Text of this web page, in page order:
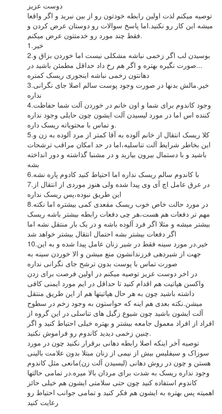
دوست عزیز
توصیه میکنم لذت اولین رابطه خودتون رو از بین نبرید و اگر واقعا
میشه این کار رو نکنید.اما پاسخ سوالات رو دوستان عرض کردن و
فقط چند مورد رو خدمتتون عرض میکنم.
1.خیر
2.بوسیدن لب اگر زخمی نباشه مشکلی نیست اما خوردن بزاق و
...صورت نگیره بهتره و اگر هم رخ داد حداقل مطمئن باشید در
دهانتون زخمی نباشه اینجوری ریسک کمتره
3.خیر.مالش بدنها در صورت وجود پوست سالم اصلا جای نگرانی
نداره
4.وجود کاندوم برای شما و اون خانم در خوردن آلت شما حفاظت
کننده اس اما در مورد لیسیدن آلت ایشون چون حایلی وجود نداره
و تماس با محتویاته ریسک داره.
5.کلا ریسک انتقال از خانم آلوده به آقا کمتر از مرد آلوده به زن و
این بخاطر شرایط آلت تناسلیه،اما در حد امکان مراقب ترشحات
باشید و با دستمال بیرون بیارید و در مشنبا گذاشته و دور انداخته
بشه
6.با کاندوم سالم ریسک نداره اما احتیاط کنید کادوم پاره نشه
7.در عرق عامل اچ آی وی پیدا شده ولی هنوز موردی از انتقال از
این طریق نبوده،پس ریسک نداره
8.در مورد حالت خاص خوب ریسک مقعدی کمی بیشتره اما نکته
مهم تر دفعات هم هست،هر چی دفعات رابطه بیشتر باشه ریسک
بیشتر میشه و مثلا اگر فرد آلوده باشه و در یک بار منتقل نشه اما
اگر دفعات بیشتر بشه احتمال انتقال بیشتر خواهد شد
10.خیر.در مورد سینه فقط در شیر زنان عامل پیدا شده و به این
جهت از شیردهی فرزندانشون منع میشن و الا خوردن سینه به
صورت تماس با پوست بدون ترشح جای نگرانی نداره
در اخر دوست عزیز توصیه میکنم در اولین فرصت برای زدن
واکسن هپاتیت هم اقدام کنید تا حداقل در ایم مورد ایمنی کافی
داشته باشید چون به هر حال هپاتیتها هم از این طریق منتقل
میشن.نکته بعدی هم اینه که حواستون به وجود زخم در سطوح
آلت ایشون باشید چون شیوع زگیل های تناسلی در این گروه از
افراد از افراد معمول جامعه بیشتر و بهتره خیلی احتیاط کنید و اگر
چنین زخمی دیدید کاندوم رو فراموش نکنید.
توصیه آخر اینکه اصلا رابطه دهانی برقرار نکنید چون در مورد
سوزاک و سیفلیس بیش از نیمی از زنان مبتلا بدون علامت بالینی
هستن و چون در روش دهانی (لیسیدن آلت زن)مانعی مثل کاندوم
وجود نداره ریسک به شدت برای مردان بالا میره.در تمامی حالتها
کاندوم استفاده کنید چون حتی سلامتی ایشون هم خیلی حائز
اهمیته پس بهتره به ایشون هم فکر کنید و تمامی جوانب احتیاط رو
رعایت کنید